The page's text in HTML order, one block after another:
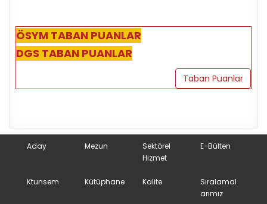
ÖSYM TABAN PUANLAR
DGS TABAN PUANLAR
Taban Puanlar
Aday Mezun
Sektörel
Hizmet
E-Bülten
Ktunsem Kütüphane Kalite
Sıralamal
arımız